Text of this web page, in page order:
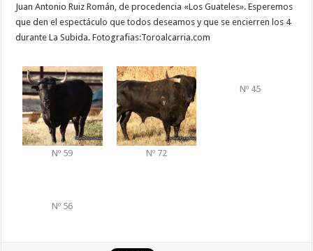
Juan Antonio Ruiz Román, de procedencia «Los Guateles». Esperemos
que den el espectáculo que todos deseamos y que se encierren los 4
durante La Subida. Fotografias:Toroalcarria.com
Nº 59 Nº 72
Nº 45
Nº 56